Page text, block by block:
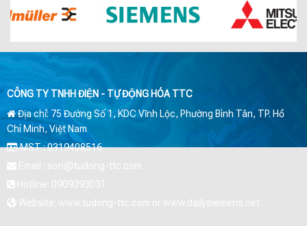
CÔNG TY TNHH ĐIỆN - TỰ ĐỘNG HÓA TTC
Địa chỉ: 75 Đường Số 1, KDC Vĩnh Lộc, Phường Bình Tân, TP. Hồ
Chí Minh, Việt Nam
MST : 0319408516
Email : son@tudong-ttc.com
Hotline: 0909393031
Website: www.tudong-ttc.com or www.dailysiemens.net